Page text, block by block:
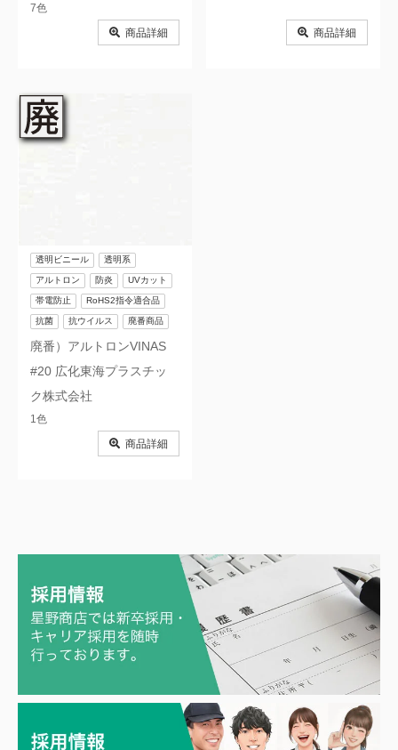
7色
商品詳細 商品詳細
廃番）アルトロンVINAS
#20 広化東海プラスチッ
ク株式会社
透明ビニール 透明系
アルトロン 防炎 UVカット
帯電防止 RoHS2指令適合品
抗菌 抗ウイルス 廃番商品
1色
商品詳細